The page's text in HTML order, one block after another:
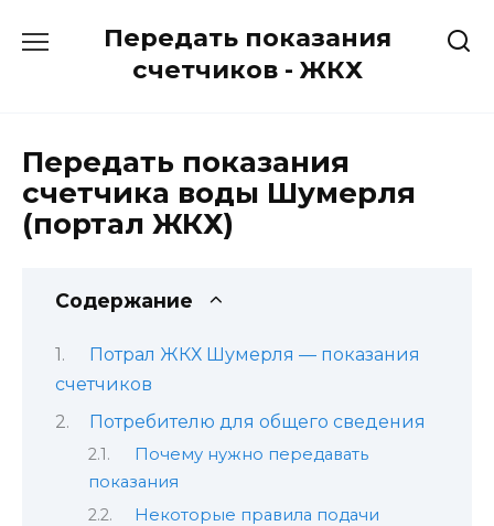
Передать показания
счетчиков - ЖКХ
Передать показания
счетчика воды Шумерля
(портал ЖКХ)
Содержание
Потрал ЖКХ Шумерля — показания
счетчиков
Потребителю для общего сведения
Почему нужно передавать
показания
Некоторые правила подачи